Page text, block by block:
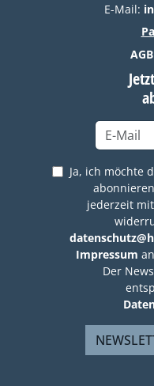
E-Mail:
Ja, ich möchte
jederzeit
Impressum
Der